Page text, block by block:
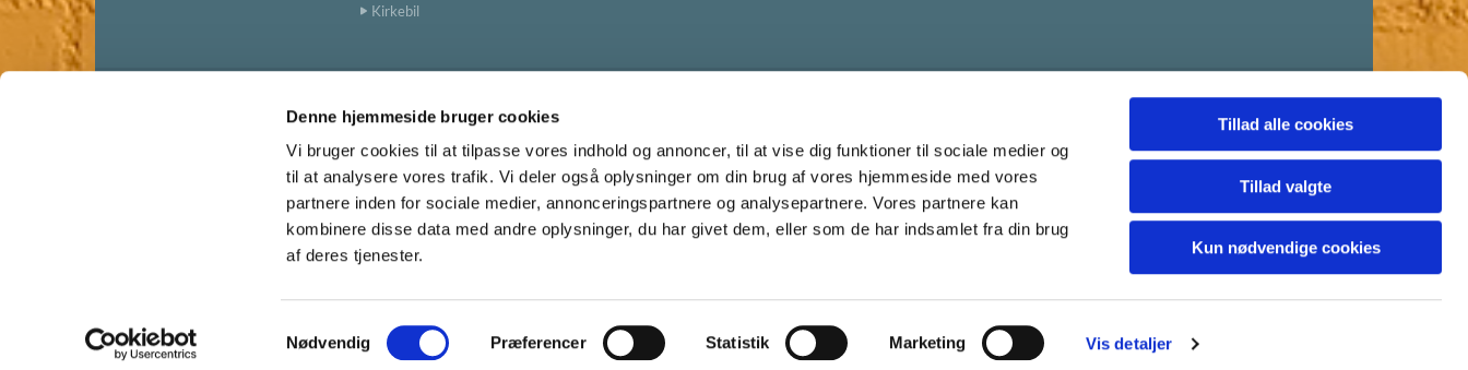
Denne hjemmeside bruger cookies
Vi bruger cookies til at tilpasse vores indhold og annoncer, til at vise dig funktioner til sociale medier og
til at analysere vores trafik. Vi deler også oplysninger om din brug af vores hjemmeside med vores
partnere inden for sociale medier, annonceringspartnere og analysepartnere. Vores partnere kan
kombinere disse data med andre oplysninger, du har givet dem, eller som de har indsamlet fra din brug
af deres tjenester.
a
Nødvendig Præferencer Statistik Marketing Vis detaljer
Tillad alle cookies
Tillad valgte
Kun nødvendige cookies
Kirkebil
Cookiepolitik